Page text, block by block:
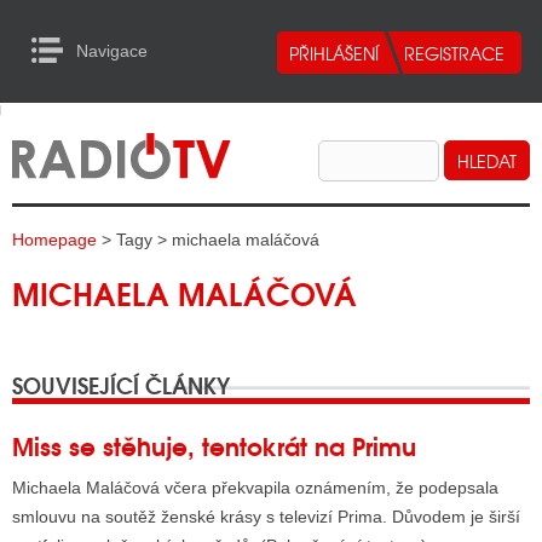
Navigace
RADIA
TELEVIZE
INTERNET
TISK
RADIA
RÁDIÍ
RÁDIÍ
VYSÍLAČE
to Content
Homepage > Tagy > michaela maláčová
MICHAELA MALÁČOVÁ
SOUVISEJÍCÍ ČLÁNKY
Miss se stěhuje, tentokrát na Primu
Michaela Maláčová včera překvapila oznámením, že podepsala
smlouvu na soutěž ženské krásy s televizí Prima. Důvodem je širší